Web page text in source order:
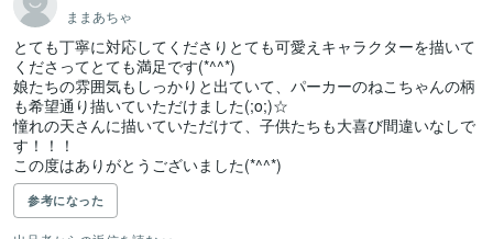
ままあちゃ
とても丁寧に対応してくださりとても可愛えキャラクターを描いて
くださってとても満足です(*^^*)
娘たちの雰囲気もしっかりと出ていて、パーカーのねこちゃんの柄
も希望通り描いていただけました(;o;)☆
憧れの天さんに描いていただけて、子供たちも大喜び間違いなしで
す！！！
この度はありがとうございました(*^^*)
参考になった